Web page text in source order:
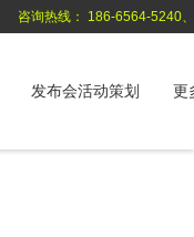
咨询热线： 186-6564-5240
发布会活动策划 更